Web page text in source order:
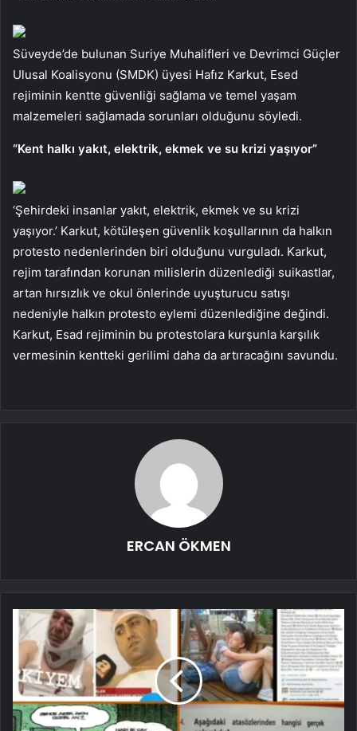
Süveyde’de bulunan Suriye Muhalifleri ve Devrimci Güçler
Ulusal Koalisyonu (SMDK) üyesi Hafız Karkut, Esed
rejiminin kentte güvenliği sağlama ve temel yaşam
malzemeleri sağlamada sorunları olduğunu söyledi.
“Kent halkı yakıt, elektrik, ekmek ve su krizi yaşıyor”
‘Şehirdeki insanlar yakıt, elektrik, ekmek ve su krizi
yaşıyor.’ Karkut, kötüleşen güvenlik koşullarının da halkın
protesto nedenlerinden biri olduğunu vurguladı. Karkut,
rejim tarafından korunan milislerin düzenlediği suikastlar,
artan hırsızlık ve okul önlerinde uyuşturucu satışı
nedeniyle halkın protesto eylemi düzenlediğine değindi.
Karkut, Esad rejiminin bu protestolara kurşunla karşılık
vermesinin kentteki gerilimi daha da artıracağını savundu.
ERCAN ÖKMEN